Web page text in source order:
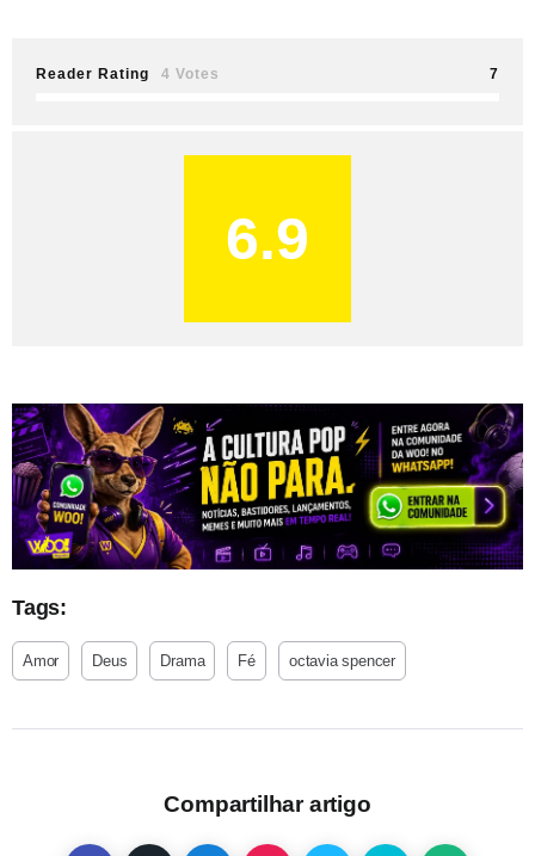
Reader Rating 4 Votes 7
6.9
Tags:
Amor Deus Drama Fé octavia spencer
Compartilhar artigo